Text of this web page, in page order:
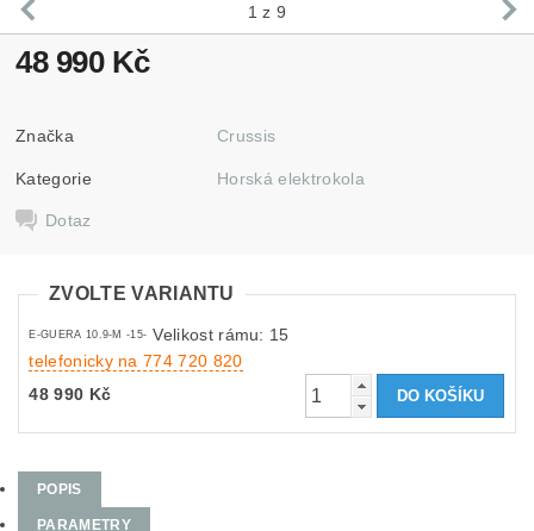
1 z 9
48 990 Kč
Značka Crussis
Kategorie Horská elektrokola
Dotaz
ZVOLTE VARIANTU
E-GUERA 10.9-M -15- Velikost rámu: 15
telefonicky na 774 720 820
48 990 Kč
POPIS
PARAMETRY